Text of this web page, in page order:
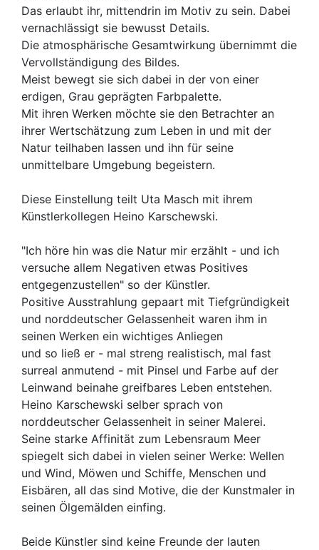
Das erlaubt ihr, mittendrin im Motiv zu sein. Dabei
vernachlässigt sie bewusst Details.
Die atmosphärische Gesamtwirkung übernimmt die
Vervollständigung des Bildes.
Meist bewegt sie sich dabei in der von einer
erdigen, Grau geprägten Farbpalette.
Mit ihren Werken möchte sie den Betrachter an
ihrer Wertschätzung zum Leben in und mit der
Natur teilhaben lassen und ihn für seine
unmittelbare Umgebung begeistern.
Diese Einstellung teilt Uta Masch mit ihrem
Künstlerkollegen Heino Karschewski.
"Ich höre hin was die Natur mir erzählt - und ich
versuche allem Negativen etwas Positives
entgegenzustellen" so der Künstler.
Positive Ausstrahlung gepaart mit Tiefgründigkeit
und norddeutscher Gelassenheit waren ihm in
seinen Werken ein wichtiges Anliegen
und so ließ er - mal streng realistisch, mal fast
surreal anmutend - mit Pinsel und Farbe auf der
Leinwand beinahe greifbares Leben entstehen.
Heino Karschewski selber sprach von
norddeutscher Gelassenheit in seiner Malerei.
Seine starke Affinität zum Lebensraum Meer
spiegelt sich dabei in vielen seiner Werke: Wellen
und Wind, Möwen und Schiffe, Menschen und
Eisbären, all das sind Motive, die der Kunstmaler in
seinen Ölgemälden einfing.
Beide Künstler sind keine Freunde der lauten